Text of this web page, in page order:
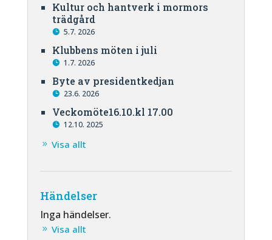
Kultur och hantverk i mormors
trädgård
5.7. 2026
Klubbens möten i juli
1.7. 2026
Byte av presidentkedjan
23.6. 2026
Veckomöte16.10.kl 17.00
12.10. 2025
Visa allt
Händelser
Inga händelser.
Visa allt